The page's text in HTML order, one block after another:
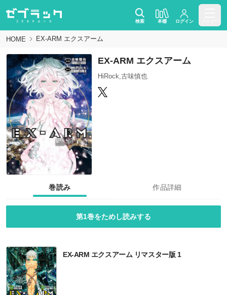
検索 本棚 ログイン
HOME EX-ARM エクスアーム
EX-ARM エクスアーム
HiRock,古味慎也
巻読み 作品詳細
第1巻をためし読みする
EX-ARM エクスアーム リマスター版 1